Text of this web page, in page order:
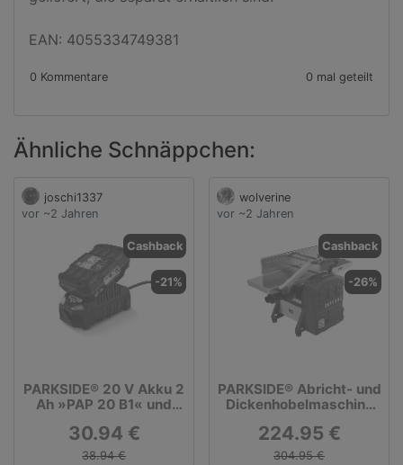
EAN: 4055334749381
0 Kommentare 0 mal geteilt
Ähnliche Schnäppchen:
joschi1337
vor ~2 Jahren
Cashback
-21%
PARKSIDE® 20 V Akku 2
Ah »PAP 20 B1« und
20 C1«
30.94 €
38.94 €
wolverine
vor ~2 Jahren
Cashback
-26%
PARKSIDE® Abricht- und
Dickenhobelmaschine
W
224.95 €
304.95 €